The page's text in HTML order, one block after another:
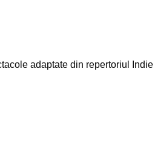
adaptate din repertoriul Indie